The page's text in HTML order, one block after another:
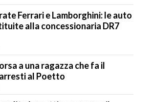
Ferrari e Lamborghini: le auto
alla concessionaria DR7
a una ragazza che fa il
al Poetto